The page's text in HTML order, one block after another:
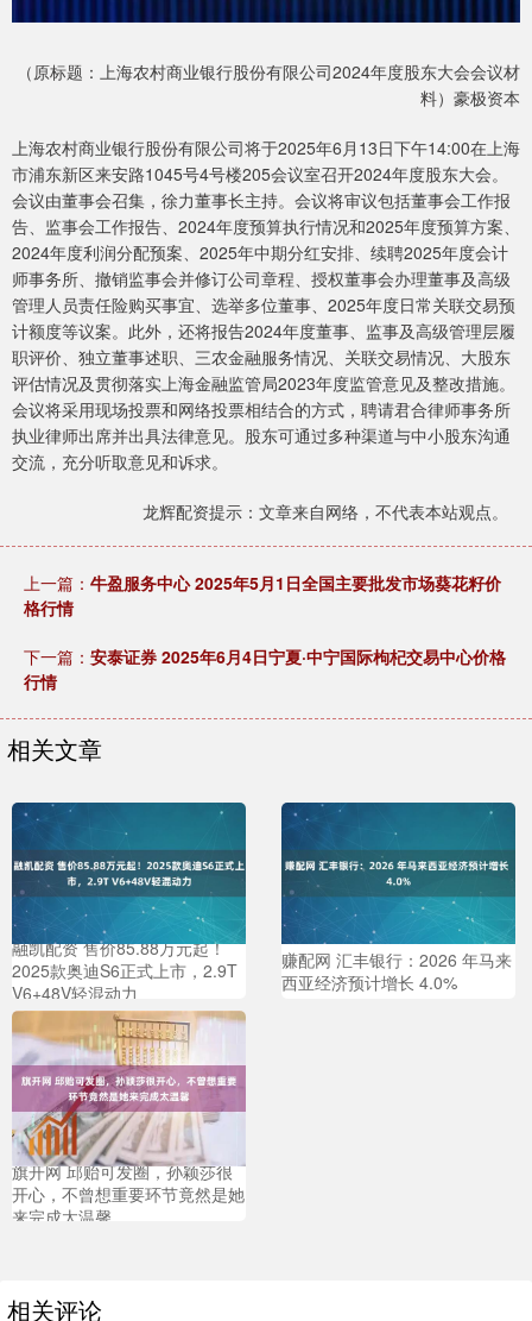
（原标题：上海农村商业银行股份有限公司2024年度股东大会会议材
料）豪极资本
上海农村商业银行股份有限公司将于2025年6月13日下午14:00在上海
市浦东新区来安路1045号4号楼205会议室召开2024年度股东大会。
会议由董事会召集，徐力董事长主持。会议将审议包括董事会工作报
告、监事会工作报告、2024年度预算执行情况和2025年度预算方案、
2024年度利润分配预案、2025年中期分红安排、续聘2025年度会计
师事务所、撤销监事会并修订公司章程、授权董事会办理董事及高级
管理人员责任险购买事宜、选举多位董事、2025年度日常关联交易预
计额度等议案。此外，还将报告2024年度董事、监事及高级管理层履
职评价、独立董事述职、三农金融服务情况、关联交易情况、大股东
评估情况及贯彻落实上海金融监管局2023年度监管意见及整改措施。
会议将采用现场投票和网络投票相结合的方式，聘请君合律师事务所
执业律师出席并出具法律意见。股东可通过多种渠道与中小股东沟通
交流，充分听取意见和诉求。
龙辉配资提示：文章来自网络，不代表本站观点。
上一篇： 牛盈服务中心 2025年5月1日全国主要批发市场葵花籽价
格行情
下一篇： 安泰证券 2025年6月4日宁夏·中宁国际枸杞交易中心价格
行情
相关文章
融凯配资 售价85.88万元起！
2025款奥迪S6正式上市，2.9T
V6+48V轻混动力
赚配网 汇丰银行：2026 年马来
西亚经济预计增长 4.0%
旗开网 邱贻可发圈，孙颖莎很
开心，不曾想重要环节竟然是她
来完成太温馨
相关评论